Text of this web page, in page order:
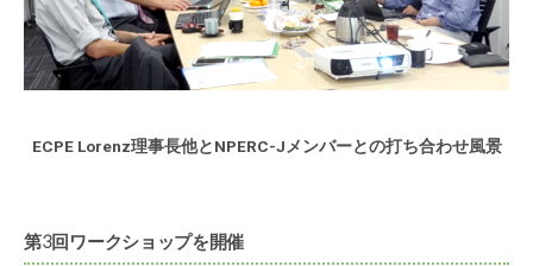
ECPE Lorenz理事長他とNPERC-Jメンバーとの打ち合わせ風景
第3回ワークショップを開催